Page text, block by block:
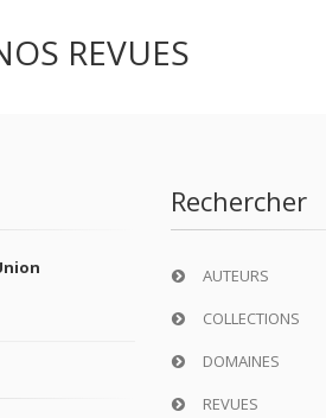
REVUES
Rechercher
AUTEURS
COLLECTIONS
DOMAINES
REVUES